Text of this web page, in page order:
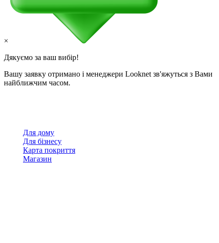
×
Дякуємо за ваш вибір!
Вашу заявку отримано і менеджери Looknet зв'яжуться з Вами
найближчим часом.
Для дому
Для бізнесу
Карта покриття
Магазин